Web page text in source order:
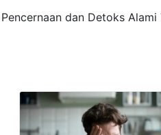
dan Detoks Alami